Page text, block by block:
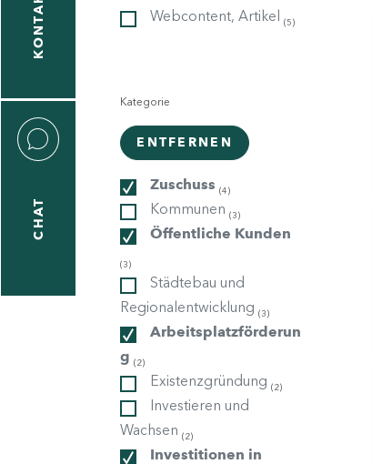
KONTAKT
CHAT
Webcontent, Artikel (5)
Kategorie
ENTFERNEN
Zuschuss (4)
Kommunen (3)
Öffentliche Kunden
(3)
Städtebau und
Regionalentwicklung (3)
Arbeitsplatzförderun
g (2)
Existenzgründung (2)
Investieren und
Wachsen (2)
Investitionen in